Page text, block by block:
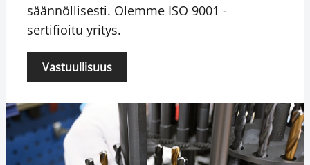
säännöllisesti. Olemme ISO 9001 -
sertifioitu yritys.
Vastuullisuus